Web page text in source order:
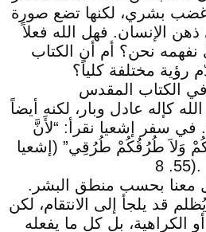
غضب بشري، لكنها تضع صورة
الإنسان. فهل الله فعلاً
نفهمه نحن؟ أم أن الكتاب
رؤية مختلفة كلياً؟
الكتاب المقدس
كإله عادل وبار، لكنه أيضاً
في سفر إشعيا نقرأ: “لأَنَّ
وَلاَ طُرُقُكُمْ طُرُقِي” (إشعيا
55. 8).
معنا بحسب منطق البشر.
قد يلجأ إلى الانتقام، لكن
الكراهية، بل كل ما يفعله